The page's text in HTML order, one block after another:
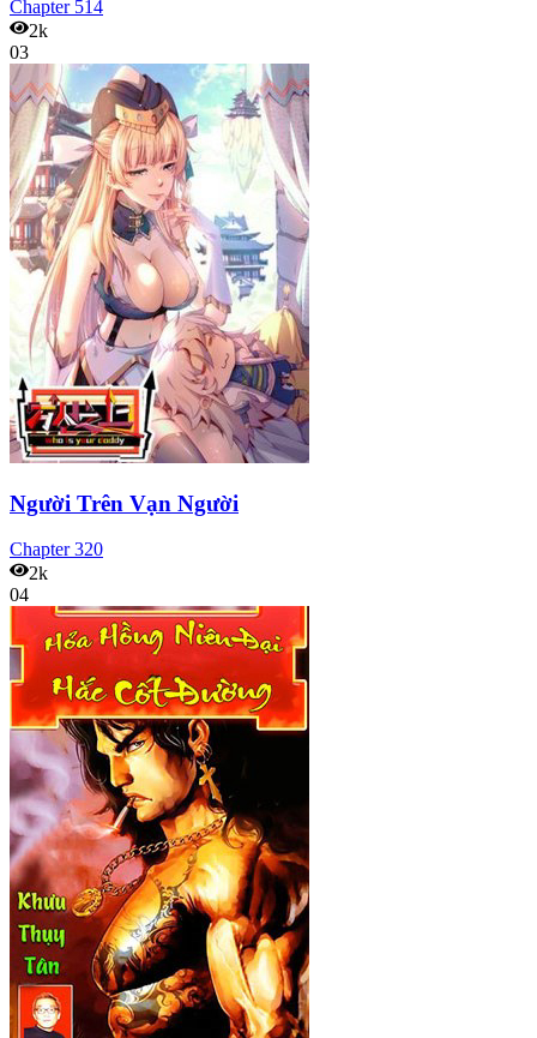
Chapter 514
2k
03
Người Trên Vạn Người
Chapter320
2k
04